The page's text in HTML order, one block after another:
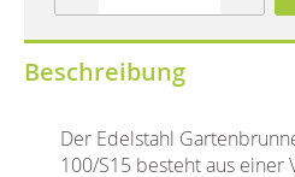
Beschreibung
Der Edelstahl
100/S15 besteht aus einer